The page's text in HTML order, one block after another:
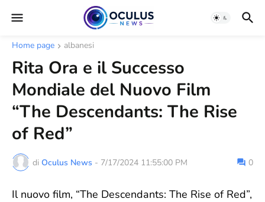
Home page albanesi
Rita Ora e il Successo
Mondiale del Nuovo Film
“The Descendants: The Rise
of Red”
di Oculus News - 7/17/2024 11:55:00 PM 0
Il nuovo film, “The Descendants: The Rise of Red”,